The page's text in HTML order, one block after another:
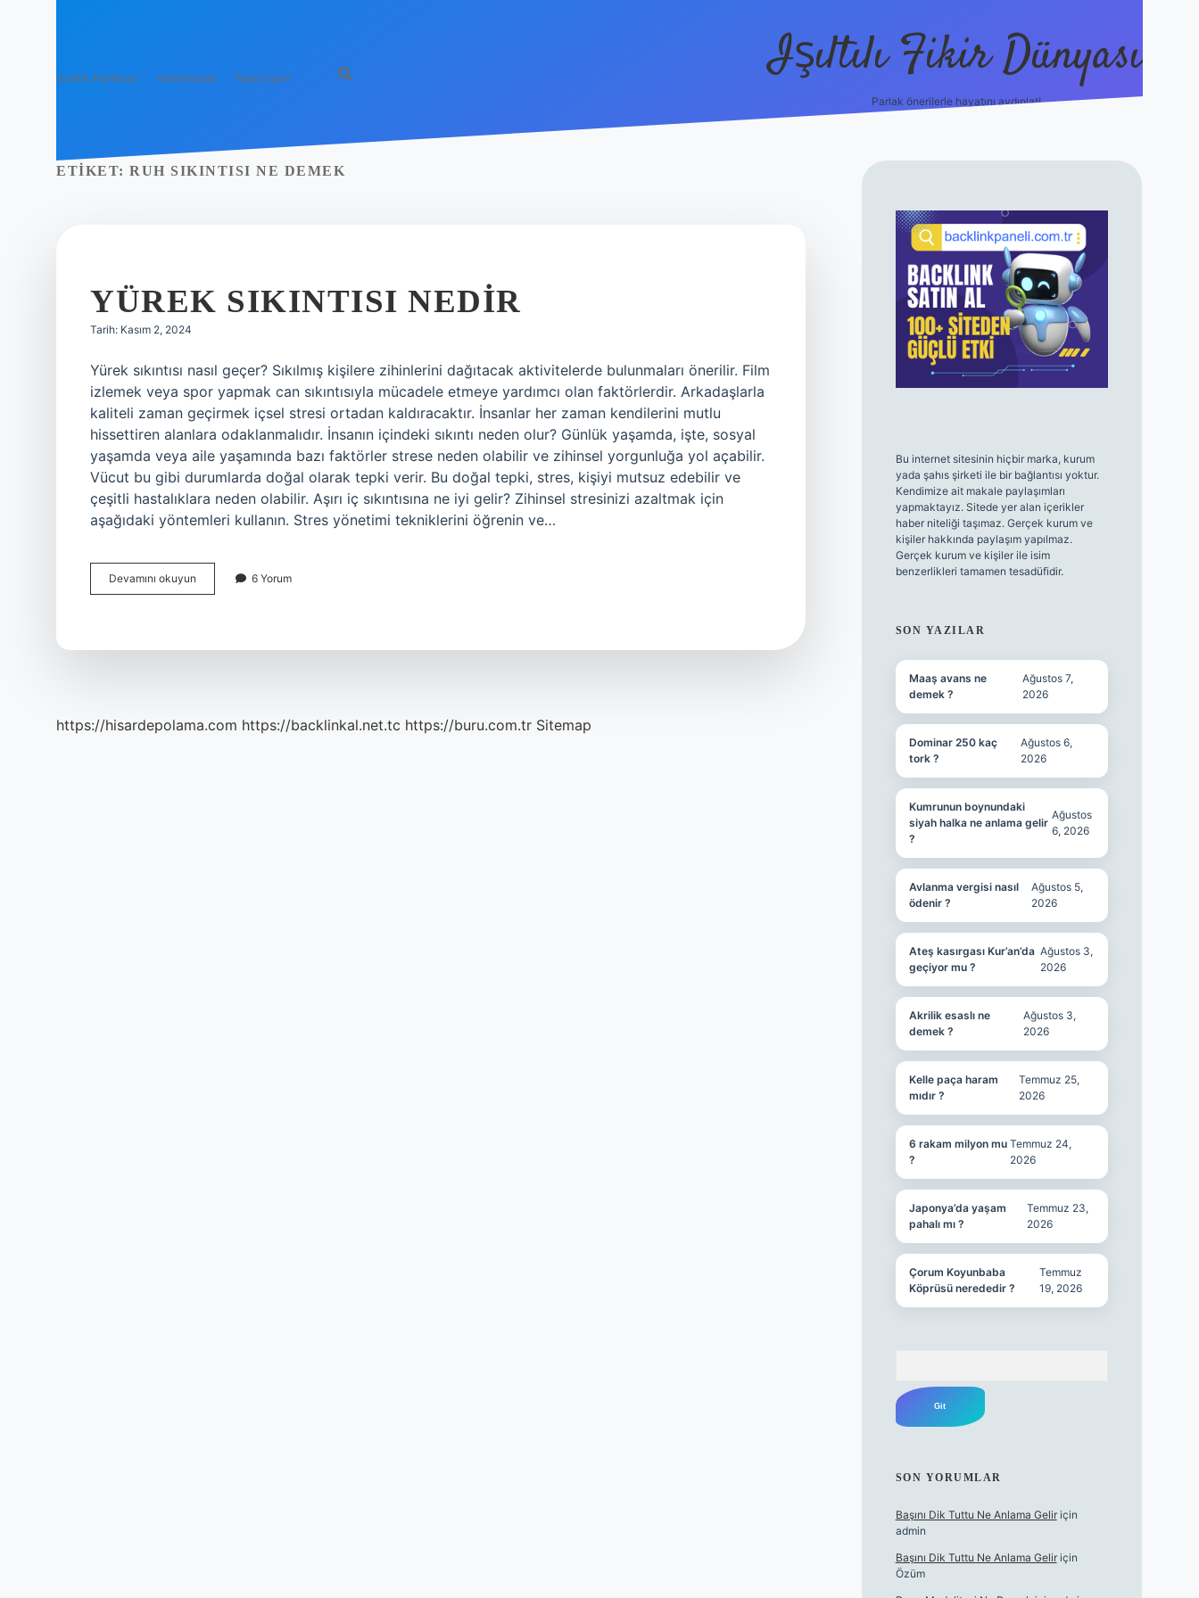
Gizlilik Politikası Hakkımızda Yasal Uyarı Işıltılı Fikir Dünyası
Parlak önerilerle hayatını aydınlat!
ETIKET: RUH SIKINTISI NE DEMEK
YÜREK SIKINTISI NEDIR
Tarih: Kasım 2, 2024
Yürek sıkıntısı nasıl geçer? Sıkılmış kişilere zihinlerini dağıtacak aktivitelerde bulunmaları önerilir. Film
izlemek veya spor yapmak can sıkıntısıyla mücadele etmeye yardımcı olan faktörlerdir. Arkadaşlarla
kaliteli zaman geçirmek içsel stresi ortadan kaldıracaktır. İnsanlar her zaman kendilerini mutlu
hissettiren alanlara odaklanmalıdır. İnsanın içindeki sıkıntı neden olur? Günlük yaşamda, işte, sosyal
yaşamda veya aile yaşamında bazı faktörler strese neden olabilir ve zihinsel yorgunluğa yol açabilir.
Vücut bu gibi durumlarda doğal olarak tepki verir. Bu doğal tepki, stres, kişiyi mutsuz edebilir ve
çeşitli hastalıklara neden olabilir. Aşırı iç sıkıntısına ne iyi gelir? Zihinsel stresinizi azaltmak için
aşağıdaki yöntemleri kullanın. Stres yönetimi tekniklerini öğrenin ve…
Devamını okuyun
Sıkıntısı
6 Yorum
https://hisardepolama.com https://backlinkal.net.tc https://buru.com.tr Sitemap
SIDEBAR
Bu internet sitesinin hiçbir marka, kurum
yada şahıs şirketi ile bir bağlantısı yoktur.
Kendimize ait makale paylaşımları
yapmaktayız. Sitede yer alan içerikler
haber niteliği taşımaz. Gerçek kurum ve
kişiler hakkında paylaşım yapılmaz.
Gerçek kurum ve kişiler ile isim
benzerlikleri tamamen tesadüfidir.
SON YAZILAR
Maaş avans ne
demek ?
Ağustos 7,
2026
Dominar 250 kaç
tork ?
Ağustos 6,
2026
Kumrunun boynundaki
siyah halka ne anlama gelir
?
Ağustos
6, 2026
Avlanma vergisi nasıl
ödenir ?
Ağustos 5,
2026
Ateş kasırgası Kur’an’da
geçiyor mu ?
Ağustos 3,
2026
Akrilik esaslı ne
demek ?
Ağustos 3,
2026
Kelle paça haram
mıdır ?
Temmuz 25,
2026
6 rakam milyon mu
?
Temmuz 24,
2026
Japonya’da yaşam
pahalı mı ?
Temmuz 23,
2026
Çorum Koyunbaba
Köprüsü nerededir ?
Temmuz
19, 2026
SON YORUMLAR
Başını Dik Tuttu Ne Anlama Geliriçin
admin
Başını Dik Tuttu Ne Anlama Geliriçin
Özüm